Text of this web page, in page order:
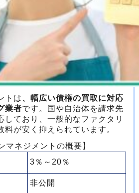
トは、幅広い債権の買取に対応
業者です。国や自治体を請求先
しており、一般的なファクタリ
料が安く抑えられています。
マネジメントの概要】
3％～20％
非公開